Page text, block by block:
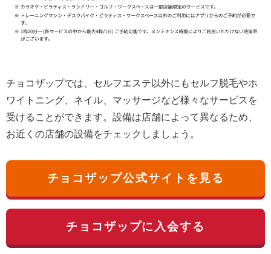
チョコザップでは、セルフエステ以外にもセルフ脱毛やホ
ワイトニング、ネイル、マッサージなど様々なサービスを
受けることができます。設備は店舗によって異なるため、
お近くの店舗の設備をチェックしましょう。
チョコザップ公式サイトを見る
チョコザップに入会する